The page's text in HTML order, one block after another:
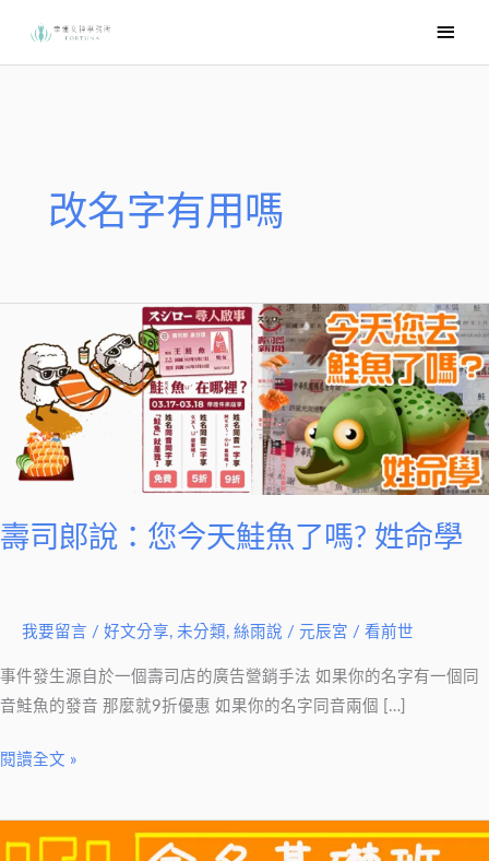
要
改名字有用嗎
壽司郞說：您今天鮭魚了嗎? 姓命學
我要留言 / 好文分享, 未分類 , 絲雨說 / 元辰宮 / 看前世
事件發生源自於一個壽司店的廣告營銷手法 如果你的名字有一個同
音鮭魚的發音 那麼就9折優惠 如果你的名字同音兩個 […]
說：
鮭
魚
命
學
閱讀全文 »